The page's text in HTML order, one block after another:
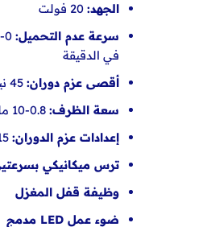
الجهد:20 فولت
سرعة عدم التحميل:
في الدقيقة
أقصى عزم دوران:45 نيوتن متر
سعة الظرف:0.8-10 ملم
إعدادات عزم الدوران:15+1
ترس ميكانيكي
وظيفة قفل المغزل
ضوء عمل LED مدمج